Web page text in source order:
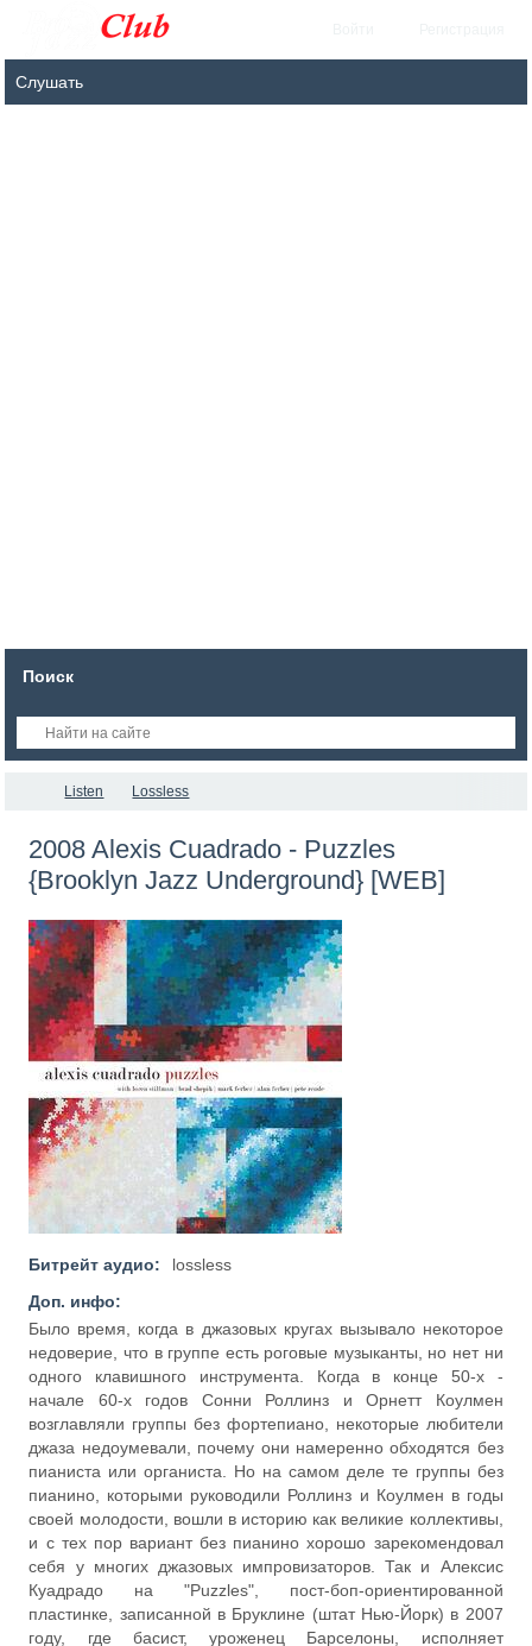
Поиск
Listen Lossless
2008 Alexis Cuadrado - Puzzles
{Brooklyn Jazz Underground} [WEB]
Битрейт аудио:
lossless
Доп. инфо:
Было время, когда в джазовых кругах вызывало некоторое
недоверие, что в группе есть роговые музыканты, но нет ни
одного клавишного инструмента. Когда в конце 50-х -
начале 60-х годов Сонни Роллинз и Орнетт Коулмен
возглавляли группы без фортепиано, некоторые любители
джаза недоумевали, почему они намеренно обходятся без
пианиста или органиста. Но на самом деле те группы без
пианино, которыми руководили Роллинз и Коулмен в годы
своей молодости, вошли в историю как великие коллективы,
и с тех пор вариант без пианино хорошо зарекомендовал
себя у многих джазовых импровизаторов. Так и Алексис
Куадрадо на "Puzzles", пост-боп-ориентированной
пластинке, записанной в Бруклине (штат Нью-Йорк) в 2007
году, где басист, уроженец Барселоны, исполняет